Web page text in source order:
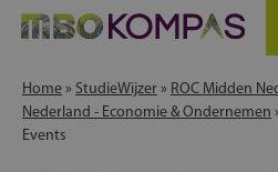
Home » StudieWijzer » ROC Midden
Nederland - Economie & Ondernemen
Events